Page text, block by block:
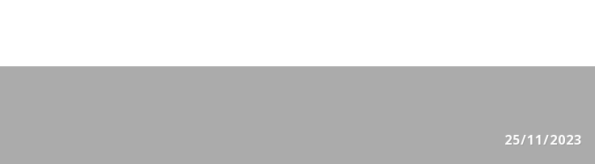
25/11/2023